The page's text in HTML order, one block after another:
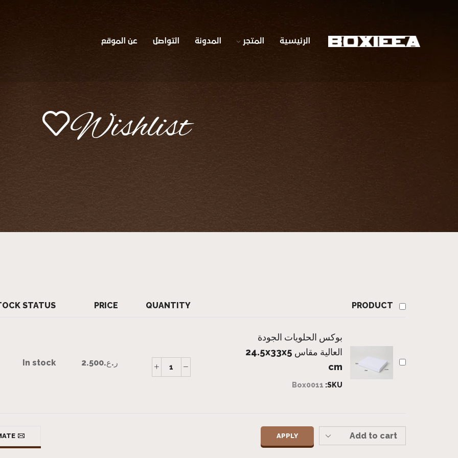
الرئيسية المتجر المدونة التواصل عن الموقع
Wishlist
PRODUCT
QUANTITY
PRICE
STATUS
بوكس الحلويات الجودة
العالية مقاس 24.5x33x5
cm
SKU:
Box0011
ر.ع.2.500
In stock
APPLY